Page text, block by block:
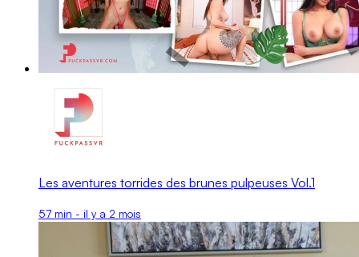
Les aventures torrides des brunes pulpeuses Vol.1
57 min - il y a 2 mois